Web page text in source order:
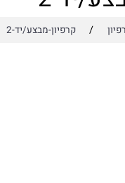
/ קרפיון-מבצע/יד-2